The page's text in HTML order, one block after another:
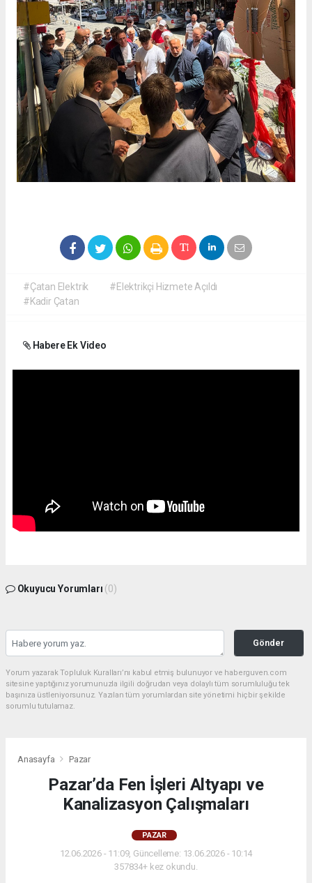
#Çatan Elektrik
#Elektrikçi Hizmete Açıldı
#Kadir Çatan
Habere Ek Video
Okuyucu Yorumları (0)
Gönder
Yorum yazarak Topluluk Kuralları’nı kabul etmiş bulunuyor ve haberguven.com
sitesine yaptığınız yorumunuzla ilgili doğrudan veya dolaylı tüm sorumluluğu tek
başınıza üstleniyorsunuz. Yazılan tüm yorumlardan site yönetimi hiçbir şekilde
sorumlu tutulamaz.
Anasayfa Pazar
Pazar’da Fen İşleri Altyapı ve
Kanalizasyon Çalışmaları
PAZAR
12.06.2026 - 11:09, Güncelleme: 13.06.2026 - 10:14
357834+ kez okundu.